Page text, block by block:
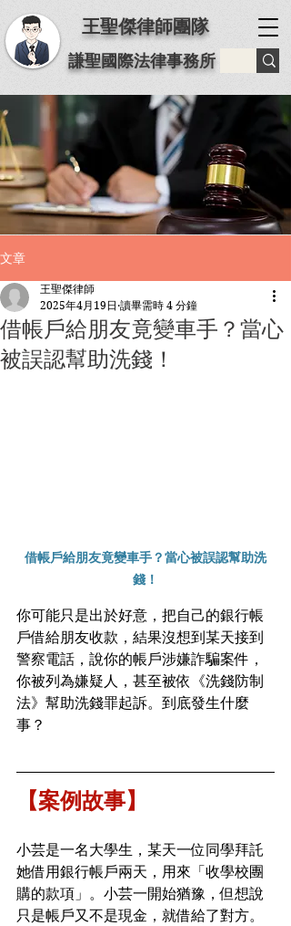
王聖傑律師團隊
謙聖國際法律事務所
文章
借帳戶給朋友竟變車手？當心
被誤認幫助洗錢！
王聖傑律師
2025年4月19日 讀畢需時 4 分鐘
借帳戶給朋友竟變車手？當心被誤認幫助洗
錢！
你可能只是出於好意，把自己的銀行帳
戶借給朋友收款，結果沒想到某天接到
警察電話，說你的帳戶涉嫌詐騙案件，
你被列為嫌疑人，甚至被依《洗錢防制
法》幫助洗錢罪起訴。到底發生什麼
事？
【案例故事】
小芸是一名大學生，某天一位同學拜託
她借用銀行帳戶兩天，用來「收學校團
購的款項」。小芸一開始猶豫，但想說
只是帳戶又不是現金，就借給了對方。